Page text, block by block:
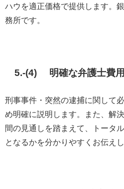
ハウを適正価格で提供します。
務所です。
5.-(4) 明確な弁護士費用
刑事事件・突然の逮捕に関して
め明確に説明します。また、解
間の見通しを踏まえて、トータ
となるかを分かりやすくお伝えし